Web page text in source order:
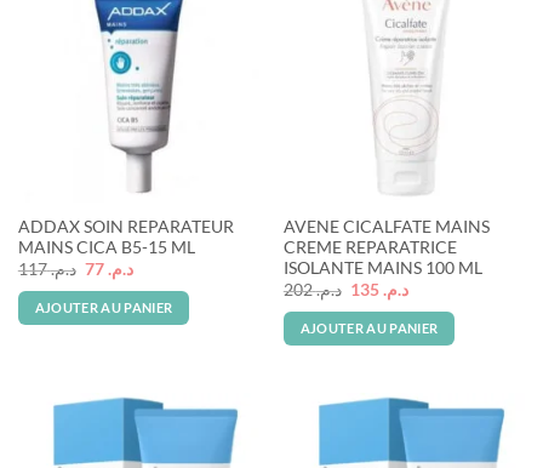
ADDAX SOIN REPARATEUR
MAINS CICA B5-15 ML
د.م.117
Le
prix
initial
était :
د.م. 117.
د.م.77
Le
actuel
est :
د.م. 77.
AJOUTER AU PANIER
AVENE CICALFATE MAINS
CREME REPARATRICE
ISOLANTE MAINS 100 ML
د.م.202
Le
initial
était :
د.م. 202.
د.م.135
Le
actuel
est :
AJOUTER AU PANIER